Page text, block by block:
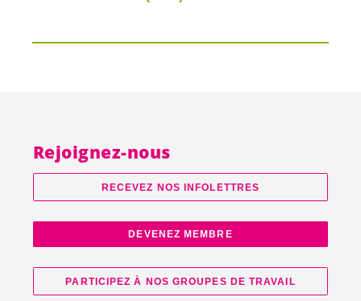
Rejoignez-nous
RECEVEZ NOS INFOLETTRES
DEVENEZ MEMBRE
PARTICIPEZ À NOS GROUPES DE TRAVAIL